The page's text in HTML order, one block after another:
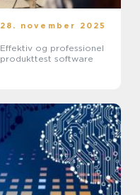
28. november 2025
Effektiv og professionel
produkttest software